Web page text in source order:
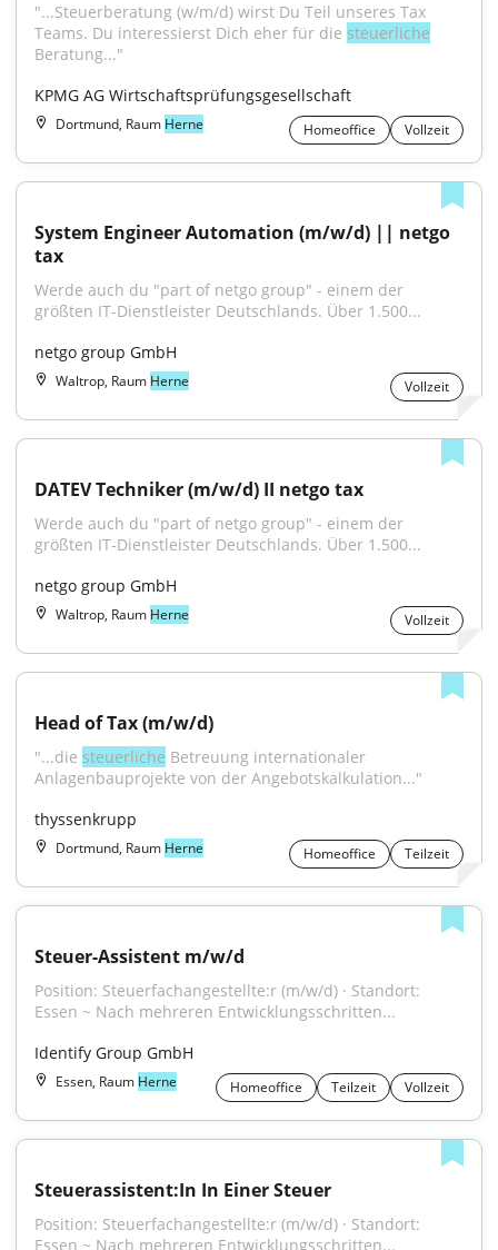
"...Steuerberatung (w/m/d) wirst Du Teil unseres Tax
Teams. Du interessierst Dich eher für die steuerliche
Beratung..."
KPMG AG Wirtschaftsprüfungsgesellschaft
Dortmund, Raum Herne Homeoffice Vollzeit
System Engineer Automation (m/w/d) || netgo
tax
Werde auch du "part of netgo group" - einem der
größten IT-Dienstleister Deutschlands. Über 1.500...
netgo group GmbH
Waltrop, Raum Herne Vollzeit
DATEV Techniker (m/w/d) II netgo tax
Werde auch du "part of netgo group" - einem der
größten IT-Dienstleister Deutschlands. Über 1.500...
netgo group GmbH
Waltrop, Raum Herne Vollzeit
Head of Tax (m/w/d)
"...die steuerliche Betreuung internationaler
Anlagenbauprojekte von der Angebotskalkulation..."
thyssenkrupp
Dortmund, Raum Herne Homeoffice Teilzeit
Steuer-Assistent m/w/d
Position: Steuerfachangestellte:r (m/w/d) · Standort:
Essen ~ Nach mehreren Entwicklungsschritten...
Identify Group GmbH
Essen, Raum Herne Homeoffice Teilzeit Vollzeit
Steuerassistent:In In Einer Steuer
Position: Steuerfachangestellte:r (m/w/d) · Standort:
Essen ~ Nach mehreren Entwicklungsschritten...